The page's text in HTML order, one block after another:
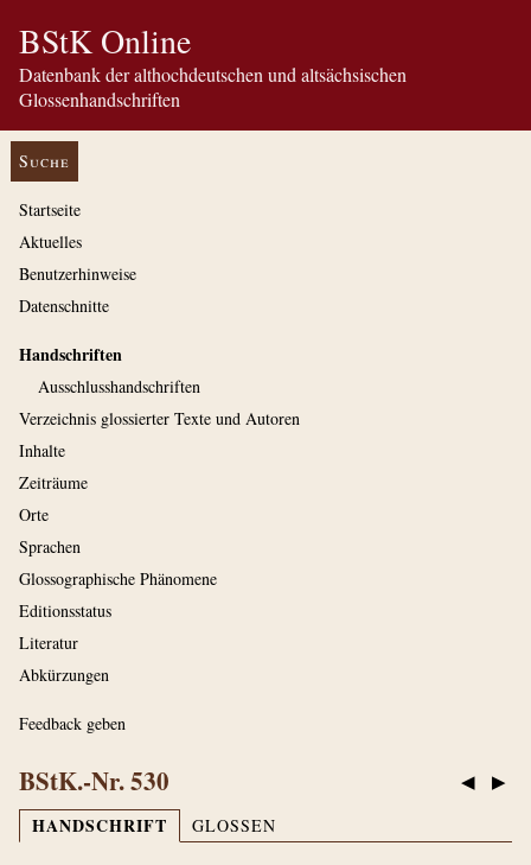
BStK Online
Datenbank der althochdeutschen und altsächsischen
Glossenhandschriften
Suche
Startseite
Aktuelles
Benutzerhinweise
Datenschnitte
Handschriften
Ausschluss­handschriften
Verzeichnis glossierter Texte und Autoren
Inhalte
Zeiträume
Orte
Sprachen
Glossographische Phänomene
Editionsstatus
Literatur
Abkürzungen
Feedback geben
◀ ▶
BStK.-Nr. 530
HANDSCHRIFT GLOSSEN